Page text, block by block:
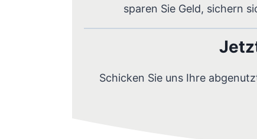
sparen Sie Geld, sichern
Schicken Sie uns Ihre